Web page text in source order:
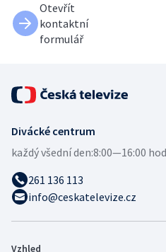
Otevřít
kontaktní
formulář
Divácké centrum
každý všední den:8:00—16:00
261 136 113
info@ceskatelevize.cz
Vzhled